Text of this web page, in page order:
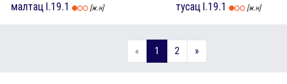
малтац I.19.1 [ж.н] тусац I.19.1 [ж.н]
« 1 2 »